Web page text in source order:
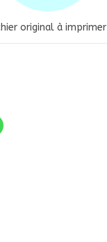
original à imprimer